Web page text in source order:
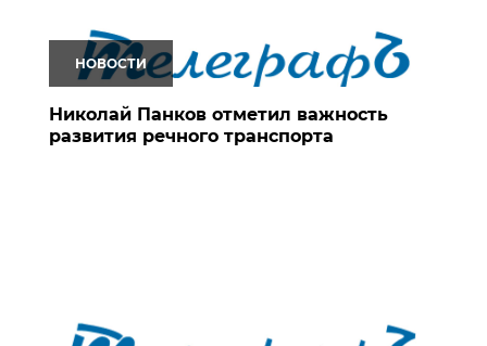
НОВОСТИ
Николай Панков отметил важность
развития речного транспорта